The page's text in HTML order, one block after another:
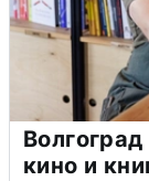
кино и